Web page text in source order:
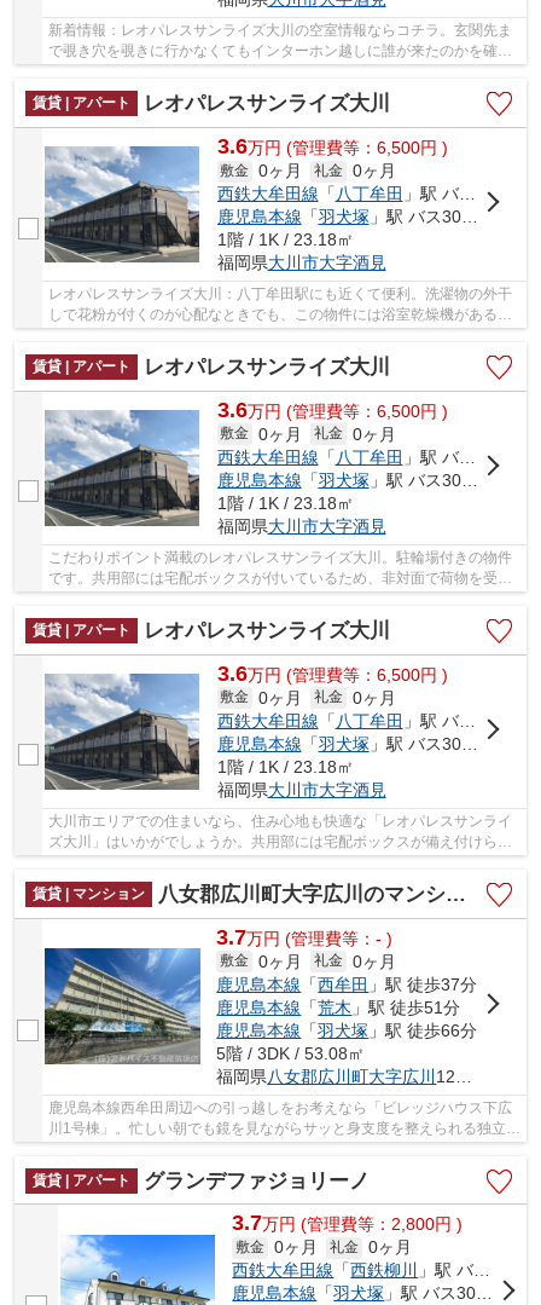
新着情報：レオパレスサンライズ大川の空室情報ならコチラ。玄関先ま
で覗き穴を覗きに行かなくてもインターホン越しに誰が来たのかを確認
賃貸 | アパート
レオパレスサンライズ大川
3.6万円 (管理費等：6,500円 )
敷金 0ヶ月 礼金 0ヶ月
西鉄大牟田線 「 八丁牟田 」駅 バス13分 「大川市役所」 停歩6分
鹿児島本線 「羽犬塚 」駅 バス30分 「大川市役所」 停歩6分
1階 / 1K / 23.18㎡
福岡県大川市大字酒見
レオパレスサンライズ大川：八丁牟田駅にも近くて便利。洗濯物の外干
しで花粉が付くのが心配なときでも、この物件には浴室乾燥機があるの
賃貸 | アパート
レオパレスサンライズ大川
3.6万円 (管理費等：6,500円 )
敷金 0ヶ月 礼金 0ヶ月
西鉄大牟田線 「 八丁牟田 」駅 バス13分 「大川市役所」 停歩6分
鹿児島本線 「羽犬塚 」駅 バス30分 「大川市役所」 停歩6分
1階 / 1K / 23.18㎡
福岡県大川市大字酒見
こだわりポイント満載のレオパレスサンライズ大川。駐輪場付きの物件
です。共用部には宅配ボックスが付いているため、非対面で荷物を受け
賃貸 | アパート
レオパレスサンライズ大川
3.6万円 (管理費等：6,500円 )
敷金 0ヶ月 礼金 0ヶ月
西鉄大牟田線 「 八丁牟田 」駅 バス13分 「大川市役所」 停歩6分
鹿児島本線 「羽犬塚 」駅 バス30分 「大川市役所」 停歩6分
1階 / 1K / 23.18㎡
福岡県大川市大字酒見
大川市エリアでの住まいなら、住み心地も快適な「レオパレスサンライ
ズ大川」はいかがでしょうか。共用部には宅配ボックスが備え付けられ
ているため、好きなタイミングで荷物を受け取...
賃貸 | マンション
八女郡広川町大字広川のマンション
3.7万円 (管理費等：- )
敷金 0ヶ月 礼金 0ヶ月
鹿児島本線 「西牟田 」駅 徒歩37分
鹿児島本線 「荒木 」駅 徒歩51分
鹿児島本線 「羽犬塚 」駅 徒歩66分
5階 / 3DK / 53.08㎡
福岡県八女郡広川町大字広川 1255-6
鹿児島本線西牟田周辺への引っ越しをお考えなら「ビレッジハウス下広
川1号棟」。忙しい朝でも鏡を見ながらサッと身支度を整えられる独立洗
面台があります。扱いやすくオシャレな全居室...
賃貸 | アパート
グランデファジョリーノ
3.7万円 (管理費等：2,800円 )
敷金 0ヶ月 礼金 0ヶ月
西鉄大牟田線 「西鉄柳川
」駅 バス18分 「国際医療福祉大学」 停歩11分
鹿児島本線 「羽犬塚 」駅 バス30分 「大川市役所」 停歩7分